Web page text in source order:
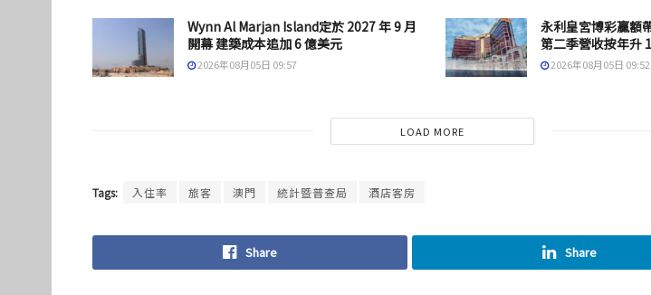
Wynn Al Marjan Island定於 2027 年 9 月
開幕 建築成本追加 6 億美元
2026年08月05日 09:57
永利皇宮博彩贏額
第二季營收按年升
2026年08月05日 09:52
LOAD MORE
Tags: 入住率 旅客 澳門 統計暨普查局 酒店客房
Share Share